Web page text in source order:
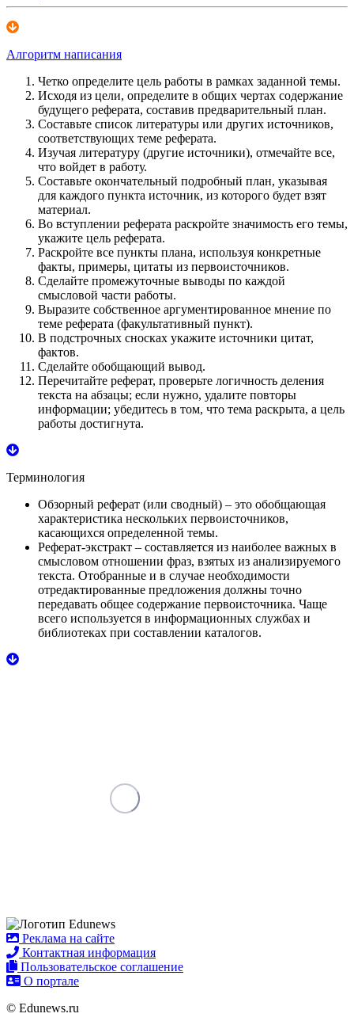
Алгоритм написания
Четко определите цель работы в рамках заданной темы.
Исходя из цели, определите в общих чертах содержание
будущего реферата, составив предварительный план.
Составьте список литературы или других источников,
соответствующих теме реферата.
Изучая литературу (другие источники), отмечайте все,
что войдет в работу.
Составьте окончательный подробный план, указывая
для каждого пункта источник, из которого будет взят
материал.
Во вступлении реферата раскройте значимость его темы,
укажите цель реферата.
Раскройте все пункты плана, используя конкретные
факты, примеры, цитаты из первоисточников.
Сделайте промежуточные выводы по каждой
смысловой части работы.
Выразите собственное аргументированное мнение по
теме реферата (факультативный пункт).
В подстрочных сносках укажите источники цитат,
фактов.
Сделайте обобщающий вывод.
Перечитайте реферат, проверьте логичность деления
текста на абзацы; если нужно, удалите повторы
информации; убедитесь в том, что тема раскрыта, а цель
работы достигнута.
Терминология
Обзорный реферат (или сводный) – это обобщающая
характеристика нескольких первоисточников,
касающихся определенной темы.
Реферат-экстракт – составляется из наиболее важных в
смысловом отношении фраз, взятых из анализируемого
текста. Отобранные и в случае необходимости
отредактированные предложения должны точно
передавать общее содержание первоисточника. Чаще
всего используется в информационных службах и
библиотеках при составлении каталогов.
Реклама на сайте
Контактная информация
Пользовательское соглашение
О портале
© Edunews.ru